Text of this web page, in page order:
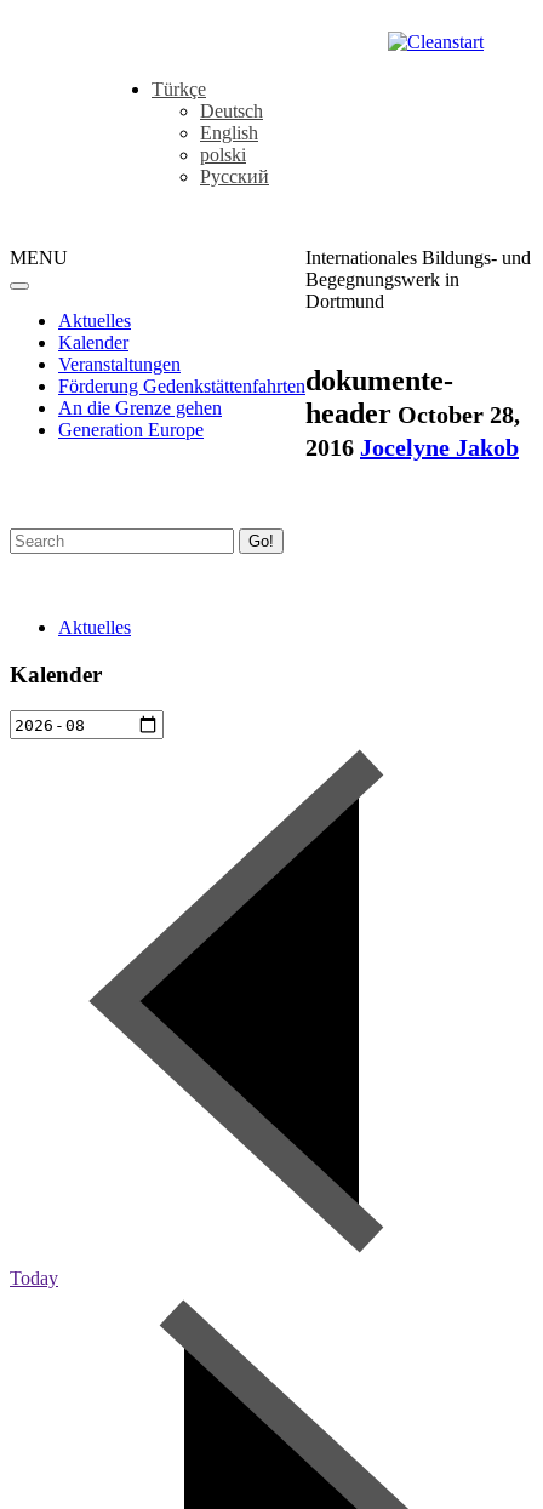
Türkçe
Deutsch
English
polski
Русский
MENU
Aktuelles
Kalender
Veranstaltungen
Förderung Gedenkstättenfahrten
An die Grenze gehen
Generation Europe
Internationales Bildungs- und
Begegnungswerk in
Dortmund
dokumente-
header October 28,
2016 Jocelyne Jakob
Go!
Aktuelles
Kalender
Today